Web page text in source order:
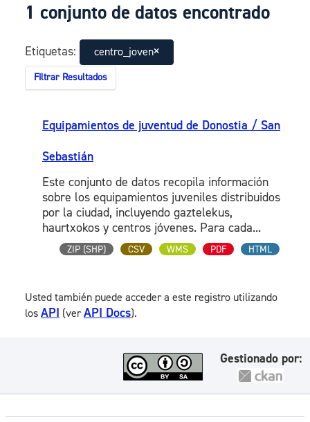
1 conjunto de datos encontrado
Etiquetas: centro_joven
Filtrar Resultados
Equipamientos de juventud de Donostia / San
Sebastián
Este conjunto de datos recopila información
sobre los equipamientos juveniles distribuidos
por la ciudad, incluyendo gaztelekus,
haurtxokos y centros jóvenes. Para cada...
ZIP (SHP) CSV WMS PDF HTML
Usted también puede acceder a este registro utilizando
los API (verAPI Docs).
Gestionado por: